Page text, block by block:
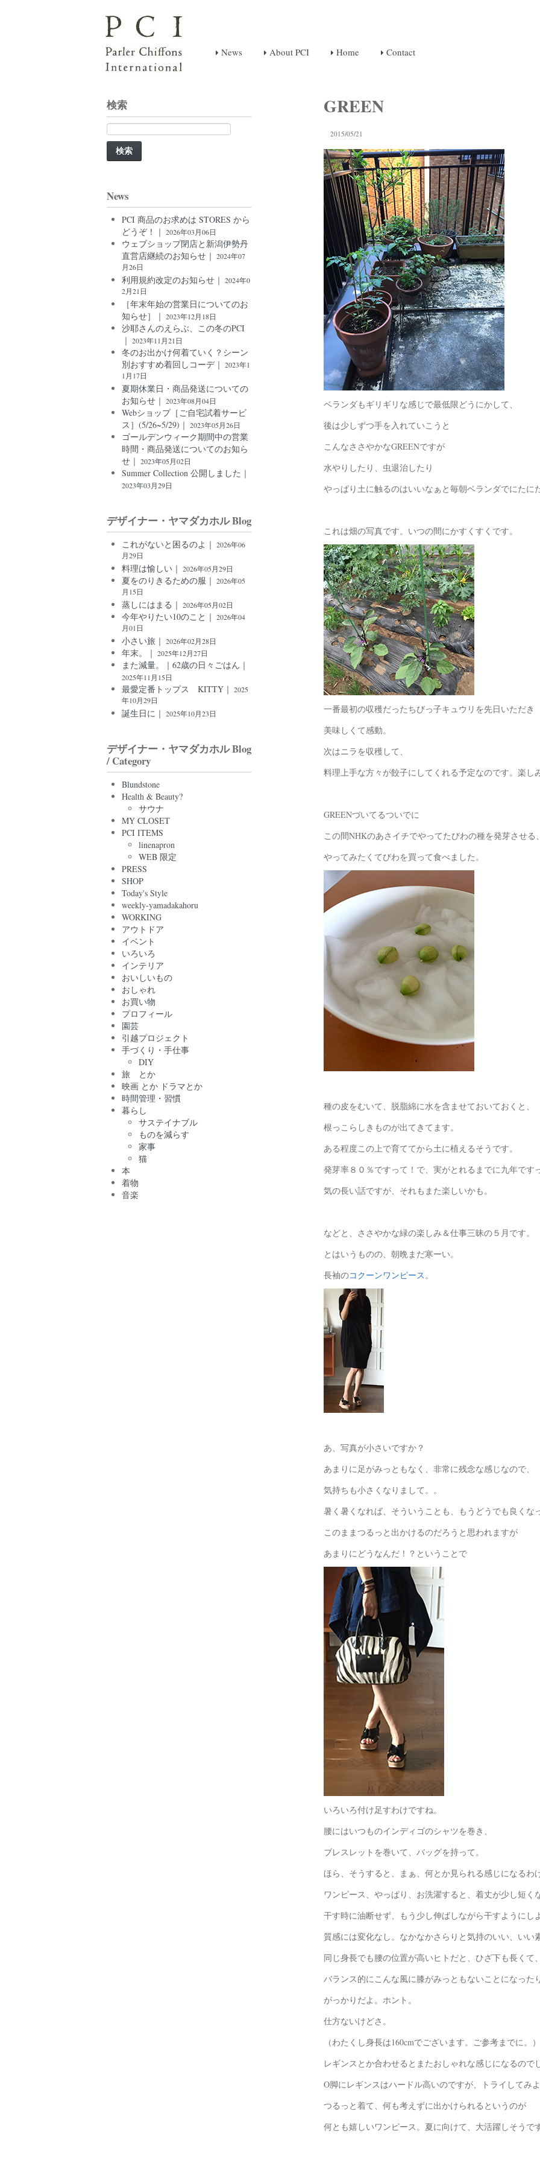
News About PCI Home Contact
GREEN
2015/05/21
ベランダもギリギリな感じで最低限どうにかして、
後は少しずつ手を入れていこうと
こんなささやかなGREENですが
水やりしたり、虫退治したり
やっぱり土に触るのはいいなぁと毎朝ベランダでにたに
これは畑の写真です。いつの間にかすくすくです。
一番最初の収穫だったちびっ子キュウリを先日いただき
美味しくて感動。
次はニラを収穫して、
料理上手な方々が餃子にしてくれる予定なのです。楽し
GREENづいてるついでに
この間NHKのあさイチでやってたびわの種を発芽させる
やってみたくてびわを買って食べました。
種の皮をむいて、脱脂綿に水を含ませておいておくと、
根っこらしきものが出てきてます。
ある程度この上で育ててから土に植えるそうです。
発芽率８０％ですって！で、実がとれるまでに九年です
気の長い話ですが、それもまた楽しいかも。
などと、ささやかな緑の楽しみ＆仕事三昧の５月です。
とはいうものの、朝晩まだ寒ーい。
長袖のコクーンワンピース。
あ、写真が小さいですか？
あまりに足がみっともなく、非常に残念な感じなので、
気持ちも小さくなりまして。。
暑く暑くなれば、そういうことも、もうどうでも良くな
このままつるっと出かけるのだろうと思われますが
あまりにどうなんだ！？ということで
いろいろ付け足すわけですね。
腰にはいつものインディゴのシャツを巻き、
ブレスレットを巻いて、バッグを持って。
ほら、そうすると、まぁ、何とか見られる感じになるわ
ワンピース、やっぱり、お洗濯すると、着丈が少し短く
干す時に油断せず、もう少し伸ばしながら干すようにし
質感には変化なし。なかなかさらりと気持のいい、いい
同じ身長でも腰の位置が高いヒトだと、ひざ下も長くて
バランス的にこんな風に膝がみっともないことになった
がっかりだよ。ホント。
仕方ないけどさ。
（わたくし身長は160cmでございます。ご参考までに。）
レギンスとか合わせるとまたおしゃれな感じになるので
O脚にレギンスはハードル高いのですが、トライしてみ
つるっと着て、何も考えずに出かけられるというのが
何とも嬉しいワンピース。夏に向けて、大活躍しそうで
検索
検
索:
News
PCI 商品のお求めは STORES から
どうぞ！｜ 2026年03月06日
ウェブショップ閉店と新潟伊勢丹
直営店継続のお知らせ｜ 2024年07
月26日
利用規約改定のお知らせ｜ 2024年0
2月21日
［年末年始の営業日についてのお
知らせ］｜ 2023年12月18日
沙耶さんのえらぶ、この冬のPCI
｜ 2023年11月21日
冬のお出かけ何着ていく？シーン
別おすすめ着回しコーデ｜ 2023年1
1月17日
夏期休業日・商品発送についての
お知らせ｜ 2023年08月04日
Webショップ［ご自宅試着サービ
ス］(5/26~5/29)｜ 2023年05月26日
ゴールデンウィーク期間中の営業
時間・商品発送についてのお知ら
せ｜ 2023年05月02日
Summer Collection 公開しました｜
2023年03月29日
デザイナー・ヤマダカホル Blog
これがないと困るのよ｜ 2026年06
月29日
料理は愉しい｜ 2026年05月29日
夏をのりきるための服｜ 2026年05
月15日
蒸しにはまる｜ 2026年05月02日
今年やりたい10のこと｜ 2026年04
月01日
小さい旅｜ 2026年02月28日
年末。｜ 2025年12月27日
また減量。｜62歳の日々ごはん｜
2025年11月15日
最愛定番トップス KITTY｜ 2025
年10月29日
誕生日に｜ 2025年10月23日
デザイナー・ヤマダカホル Blog
/ Category
Blundstone
Health & Beauty?
サウナ
MY CLOSET
PCI ITEMS
linenapron
WEB 限定
PRESS
SHOP
Today's Style
weekly-yamadakahoru
WORKING
アウトドア
イベント
いろいろ
インテリア
おいしいもの
おしゃれ
お買い物
プロフィール
園芸
引越プロジェクト
手づくり・手仕事
DIY
旅 とか
映画 とか ドラマとか
時間管理・習慣
暮らし
サステイナブル
ものを減らす
家事
猫
本
着物
音楽